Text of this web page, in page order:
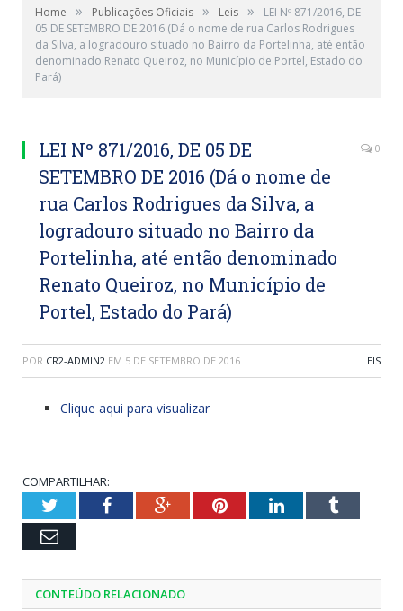
Home » Publicações Oficiais » Leis »
LEI Nº 871/2016, DE
05 DE SETEMBRO DE 2016 (Dá o nome de rua Carlos Rodrigues
da Silva, a logradouro situado no Bairro da Portelinha, até então
denominado Renato Queiroz, no Município de Portel, Estado do
Pará)
LEI Nº 871/2016, DE 05 DE
SETEMBRO DE 2016 (Dá o nome de
rua Carlos Rodrigues da Silva, a
logradouro situado no Bairro da
Portelinha, até então denominado
Renato Queiroz, no Município de
Portel, Estado do Pará)
0
POR CR2-ADMIN2 EM 5 DE SETEMBRO DE 2016 LEIS
Clique aqui para visualizar
COMPARTILHAR:
TwitterFacebookGoogle+PinterestLinkedInTumblr
Email
CONTEÚDO RELACIONADO